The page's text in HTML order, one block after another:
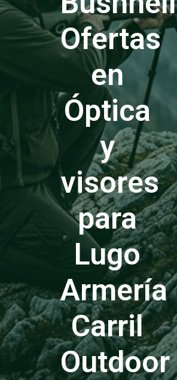
Ofertas
en
Óptica
y
visores
para
Lugo
Armería
Carril
Outdoor